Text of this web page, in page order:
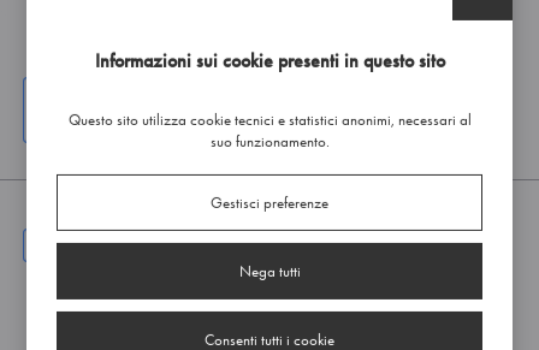
ACCEDI AI VERBALI DEL CONSIGLIO
AMMINISTRAZIONE TRASPARENTE 012 BILANCI
Cartella
Informazioni sui cookie presenti in questo sito
Questo sito utilizza cookie tecnici e statistici anonimi, necessari al
suo funzionamento.
Gestisci preferenze
Nega tutti
Consenti tutti i cookie